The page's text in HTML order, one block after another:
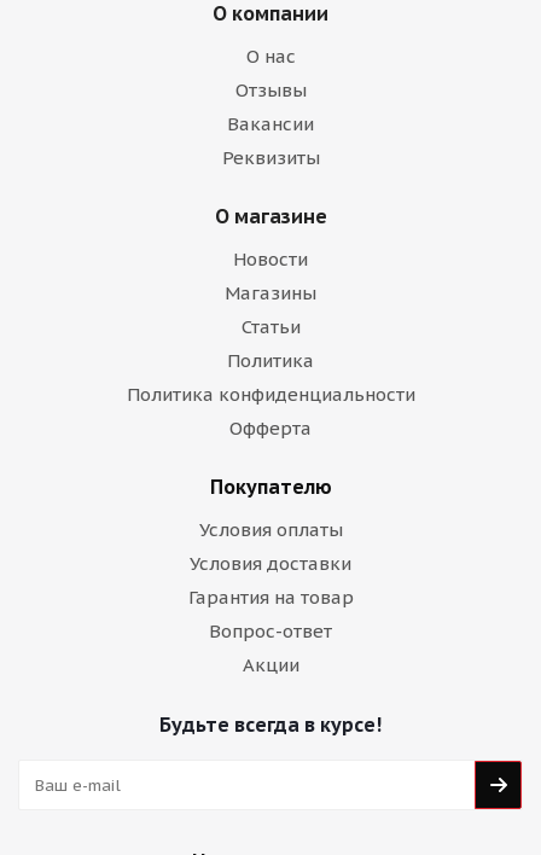
О компании
О нас
Отзывы
Вакансии
Реквизиты
О магазине
Новости
Магазины
Статьи
Политика
Политика конфиденциальности
Офферта
Покупателю
Условия оплаты
Условия доставки
Гарантия на товар
Вопрос-ответ
Акции
Будьте всегда в курсе!